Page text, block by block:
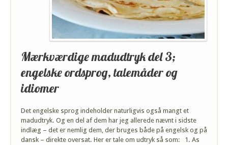
Mærkværdige madudtryk del 3;
engelske ordsprog, talemåder og
idiomer
Det engelske sprog indeholder naturligvis også mangt et
madudtryk. Og en del af dem har jeg allerede nævnt i sidste
indlæg – det er nemlig dem, der bruges både på engelsk og på
dansk – direkte oversat. Her er tale om udtryk så som: 1. As